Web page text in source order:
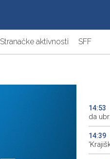
Stranačke aktivnosti SFF
14:53
da
14:39